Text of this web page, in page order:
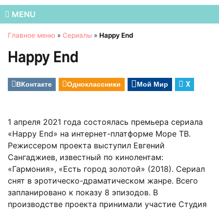
MENU
Главное меню » Сериалы » Happy End
Happy End
ВКонтакте Одноклассники Мой Мир X
1 апреля 2021 года состоялась премьера сериала
«Happy End» на интернет-платформе Море ТВ.
Режиссером проекта выступил Евгений
Сангаджиев, известный по кинолентам:
«Гармония», «Есть город золотой» (2018). Сериал
снят в эротическо-драматическом жанре. Всего
запланировано к показу 8 эпизодов. В
производстве проекта принимали участие Студия